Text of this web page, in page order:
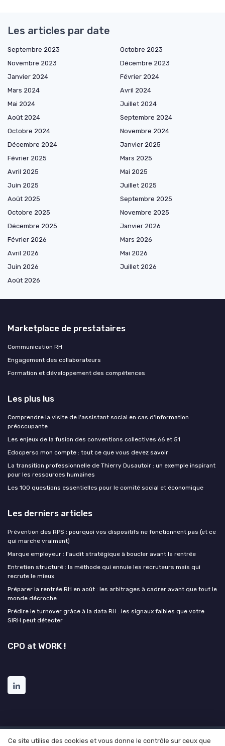
Les articles par date
Septembre 2023
Octobre 2023
Novembre 2023
Décembre 2023
Janvier 2024
Février 2024
Mars 2024
Avril 2024
Mai 2024
Juillet 2024
Août 2024
Septembre 2024
Octobre 2024
Novembre 2024
Décembre 2024
Janvier 2025
Février 2025
Mars 2025
Avril 2025
Mai 2025
Juin 2025
Juillet 2025
Août 2025
Septembre 2025
Octobre 2025
Novembre 2025
Décembre 2025
Janvier 2026
Février 2026
Mars 2026
Avril 2026
Mai 2026
Juin 2026
Juillet 2026
Août 2026
Marketplace de prestataires
Communication RH
Engagement des collaborateurs
Formation et développement des compétences
Les plus lus
Comprendre la visite de l'assistant social en cas d'information
préoccupante
Les enjeux de la fusion des conventions collectives 66 et 51
Edocperso mon compte : tout ce que vous devez savoir
La transition professionnelle de Thierry Dusautoir : un exemple inspirant
pour les ressources humaines
Les 100 questions essentielles pour le comité social et économique
Les derniers articles
Prévention des RPS : pourquoi vos dispositifs ne fonctionnent pas (et ce
qui marche vraiment)
Marque employeur : l'audit stratégique à boucler avant la rentrée
Entretien structuré : la méthode qui ennuie les recruteurs mais qui
recrute le mieux
Préparer la rentrée RH en août : les arbitrages à cadrer avant que tout le
monde décroche
Prédire le turnover grâce à la data RH : les signaux faibles que votre
SIRH peut détecter
CPO at WORK !
Mentions légales Politique de confidentialité Grande
Ce site utilise des cookies et vous donne le contrôle sur ceux que